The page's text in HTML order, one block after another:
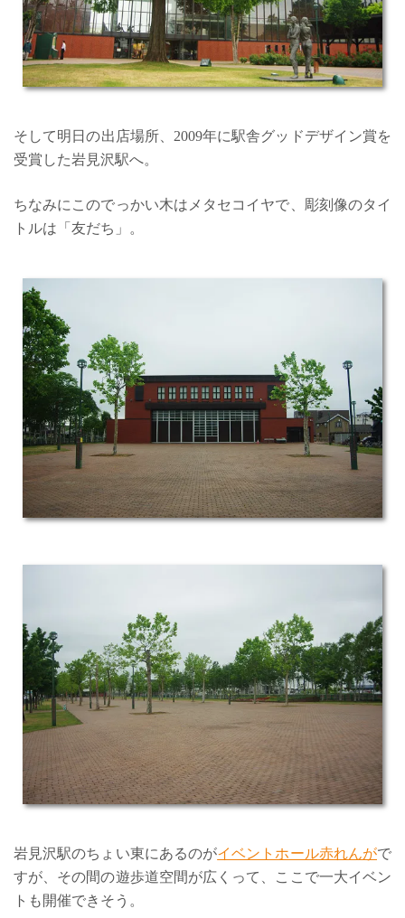
そして明日の出店場所、2009年に駅舎グッドデザイン賞を
受賞した岩見沢駅へ。
ちなみにこのでっかい木はメタセコイヤで、彫刻像のタイ
トルは「友だち」。
岩見沢駅のちょい東にあるのがイベントホール赤れんがで
すが、その間の遊歩道空間が広くって、ここで一大イベン
トも開催できそう。